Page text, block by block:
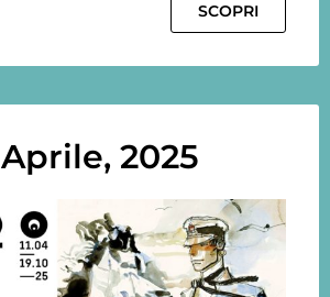
SCOPRI
Aprile, 2025